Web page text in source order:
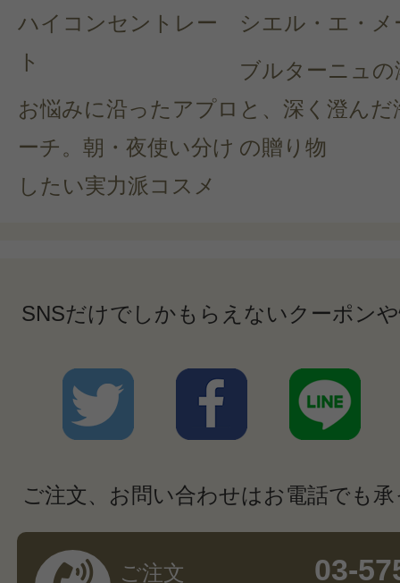
ハイコンセントレー
ト
お悩みに沿ったアプロ
ーチ。朝・夜使い分け
したい実力派コスメ
シエル・エ・メ
ブルターニュの
と、深く澄んだ
の贈り物
SNSだけでしかもらえないクーポン
ご注文、お問い合わせはお電話でも
ご注文 03-